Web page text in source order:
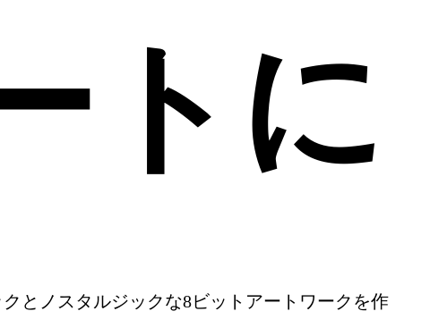
トに
とノスタルジックな8ビットアートワークを作